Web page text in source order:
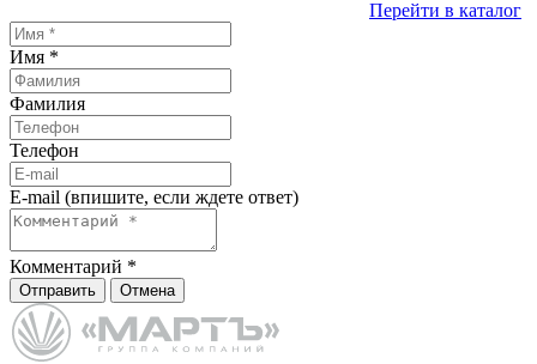
Перейти в каталог
Имя *
Фамилия
Телефон
E-mail (впишите, если ждете ответ)
Комментарий *
Отправить Отмена